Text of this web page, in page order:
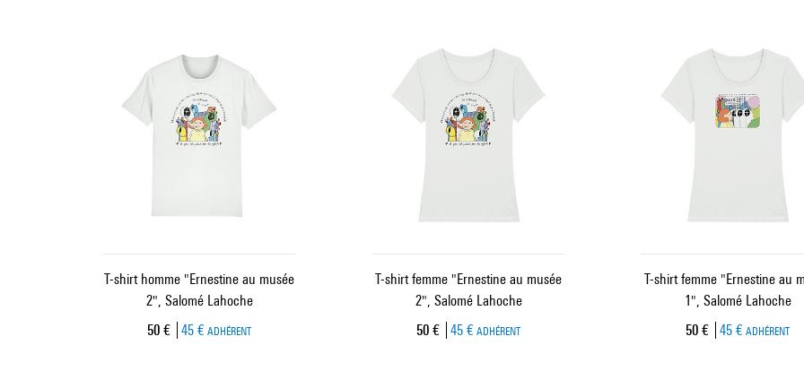
T-shirt homme "Ernestine au musée
2", Salomé Lahoche
Prix ​​actuel
50 € 45 € ADHÉRENT
T-shirt femme "Ernestine au musée
2", Salomé Lahoche
Prix ​​actuel
50 € 45 € ADHÉRENT
T-shirt femme "Ernestine au
1", Salomé Lahoche
Prix ​​actuel
50 € 45 € ADHÉRENT